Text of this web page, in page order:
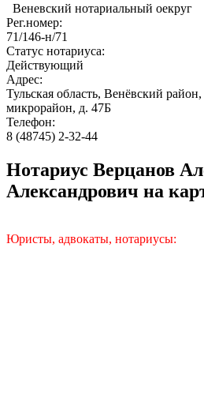
Веневский нотариальный оекруг
Рег.номер:
71/146-н/71
Статус нотариуса:
Действующий
Адрес:
Тульская область, Венёвский
микрорайон, д. 47Б
Телефон:
8 (48745) 2-32-44
Нотариус Верцанов
Александрович на
Юристы, адвокаты, нотариусы: